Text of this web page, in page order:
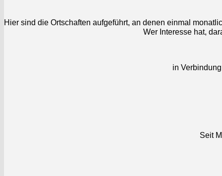
Hier sind die Ortschaften aufge­führt, an denen ein­mal
Wer Inter­esse hat,
in
Seit